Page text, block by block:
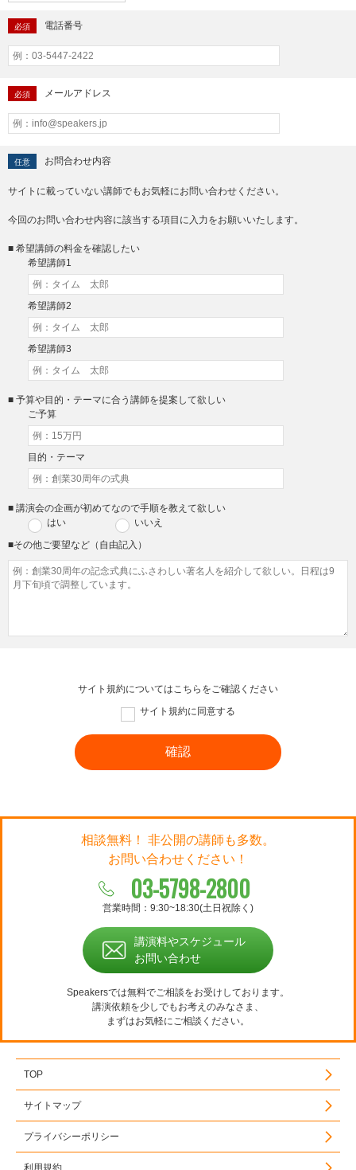
必須 電話番号
必須 メールアドレス
任意 お問合わせ内容
サイトに載っていない講師でもお気軽にお問い合わせください。
今回のお問い合わせ内容に該当する項目に入力をお願いいたします。
■ 希望講師の料金を確認したい
希望講師1
希望講師2
希望講師3
■ 予算や目的・テーマに合う講師を提案して欲しい
ご予算
目的・テーマ
■ 講演会の企画が初めてなので手順を教えて欲しい
はい
いいえ
■その他ご要望など（自由記入）
サイト規約についてはこちら をご確認ください
サイト規約に同意する
相談無料！ 非公開の講師も多数。
お問い合わせください！
03-5798-2800
営業時間：9:30~18:30(土日祝除く)
講演料やスケジュール
お問い合わせ
Speakersでは無料でご相談をお受けしております。
講演依頼を少しでもお考えのみなさま、
まずはお気軽にご相談ください。
TOP
サイトマップ
プライバシーポリシー